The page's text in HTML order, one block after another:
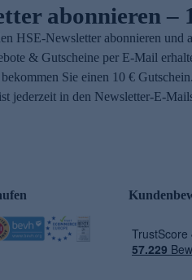
abonnieren –
HSE-Newsletter abonnieren und
& Gutscheine per E-Mail
Sie einen 10 €
jederzeit in den Newsletter-E-